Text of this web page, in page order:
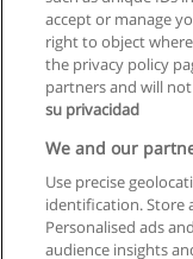
accept or manage
right to object
the privacy policy
partners and will
su privacidad
We and our
Use precise
identification. Store
Personalised ads
audience insights